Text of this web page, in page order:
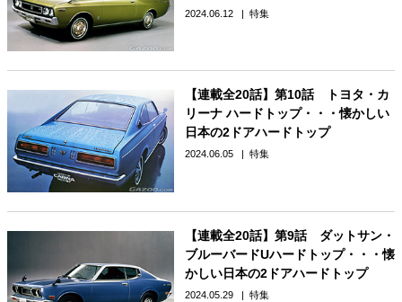
2024.06.12 特集
【連載全20話】第10話 トヨタ・カ
リーナ ハードトップ・・・懐かしい
日本の2ドアハードトップ
2024.06.05 特集
【連載全20話】第9話 ダットサン・
ブルーバードUハードトップ・・・懐
かしい日本の2ドアハードトップ
2024.05.29 特集